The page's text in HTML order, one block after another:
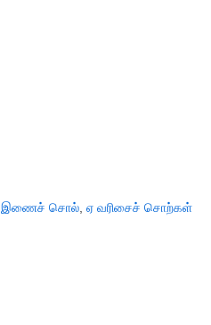
இணைச் சொல், ஏ வரிசைச் சொற்கள்